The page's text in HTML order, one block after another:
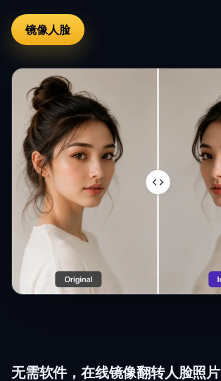
镜像人脸
无需软件，在线镜像翻转人脸照片